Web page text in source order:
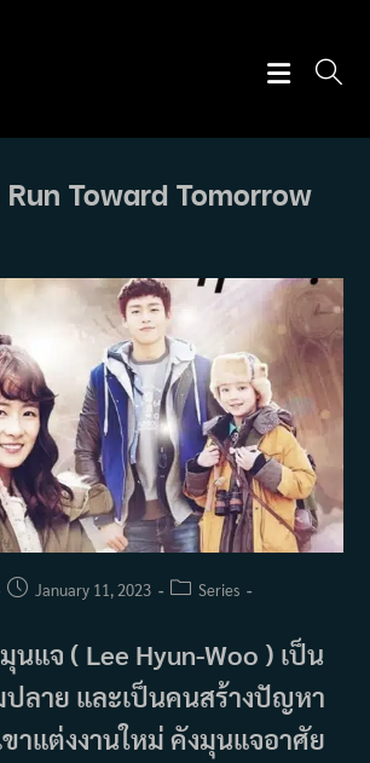
Run Toward Tomorrow
PostJanuary 11, 2023
PostSeries
นแจ ( Lee Hyun-Woo ) เป็น
ลาย และเป็นคนสร้างปัญหา
าแต่งงานใหม่ คังมุนแจอาศัย